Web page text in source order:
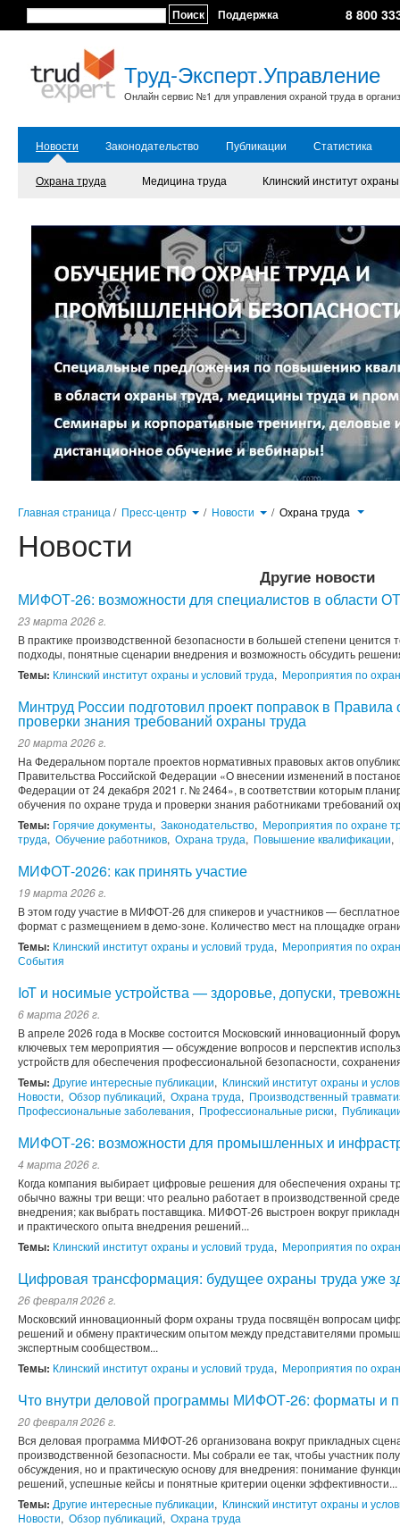
Поиск Поддержка 8 800
Труд-Эксперт.Управление
Онлайн сервис №1 для управления охраной труда в
Новости Законодательство Публикации Статистика
Охрана труда Медицина труда Клинский институт
Главная страница / Пресс-центр / Новости / Охрана труда
Новости
Другие новости
МИФОТ-26: возможности для специалистов в области
23 марта 2026 г.
В практике производственной безопасности в большей степени ценится
подходы, понятные сценарии внедрения и возможность обсудить
Темы: Клинский институт охраны и условий труда, Мероприятия по
Минтруд России подготовил проект поправок в Правила
проверки знания требований охраны труда
20 марта 2026 г.
На Федеральном портале проектов нормативных правовых актов
Правительства Российской Федерации «О внесении изменений в
Федерации от 24 декабря 2021 г. № 2464», в соответствии которым
обучения по охране труда и проверки знания работниками требований
Темы: Горячие документы, Законодательство, Мероприятия по охране
труда, Обучение работников, Охрана труда, Повышение квалификации,
МИФОТ-2026: как принять участие
19 марта 2026 г.
В этом году участие в МИФОТ-26 для спикеров и участников —
формат с размещением в демо-зоне. Количество мест на площадке
Темы: Клинский институт охраны и условий труда, Мероприятия по
События
IoT и носимые устройства — здоровье, допуски,
6 марта 2026 г.
В апреле 2026 года в Москве состоится Московский инновационный
ключевых тем мероприятия — обсуждение вопросов и перспектив
устройств для обеспечения профессиональной безопасности,
Темы: Другие интересные публикации, Клинский институт охраны и
Новости, Обзор публикаций, Охрана труда, Производственный
Профессиональные заболевания, Профессиональные риски,
МИФОТ-26: возможности для промышленных и
4 марта 2026 г.
Когда компания выбирает цифровые решения для обеспечения охраны
обычно важны три вещи: что реально работает в производственной
внедрения; как выбрать поставщика. МИФОТ-26 выстроен вокруг
и практического опыта внедрения решений...
Темы: Клинский институт охраны и условий труда, Мероприятия по
Цифровая трансформация: будущее охраны труда уже
26 февраля 2026 г.
Московский инновационный форм охраны труда посвящён вопросам
решений и обмену практическим опытом между представителями
экспертным сообществом...
Темы: Клинский институт охраны и условий труда, Мероприятия по
Что внутри деловой программы МИФОТ-26: форматы и
20 февраля 2026 г.
Вся деловая программа МИФОТ-26 организована вокруг прикладных
производственной безопасности. Мы собрали ее так, чтобы участник
обсуждения, но и практическую основу для внедрения: понимание
решений, успешные кейсы и понятные критерии оценки эффективности...
Темы: Другие интересные публикации, Клинский институт охраны и
Новости, Обзор публикаций, Охрана труда